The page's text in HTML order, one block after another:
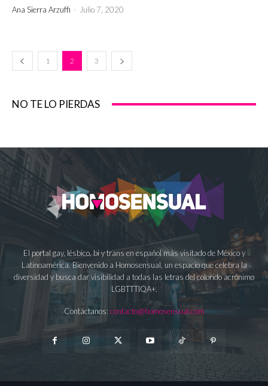
Ana Sierra Arzuffi - Julio 7, 2020
1 2 3
NO TE LO PIERDAS
El portal gay, lésbico, bi y trans en español más visitado de México y
Latinoamérica. Bienvenido a Homosensual, un espacio que celebra la
diversidad y busca dar visibilidad a todas las letras del colorido acrónimo
LGBTTTIQA+.
Contáctanos: contacto@homosensual.com